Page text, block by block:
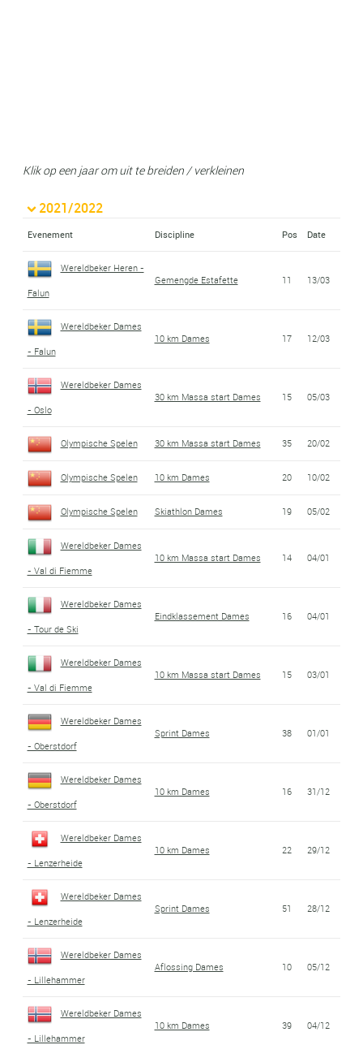
Klik op een jaar om uit te breiden / verkleinen
2021/2022
Evenement Discipline Pos Date
Wereldbeker Heren -
Falun
Gemengde Estafette 11 13/03
Wereldbeker Dames
- Falun
10 km Dames 17 12/03
Wereldbeker Dames
- Oslo
30 km Massa start Dames 15 05/03
Olympische Spelen 30 km Massa start Dames 35 20/02
Olympische Spelen 10 km Dames 20 10/02
Olympische Spelen Skiathlon Dames 19 05/02
Wereldbeker Dames
- Val di Fiemme
10 km Massa start Dames 14 04/01
Wereldbeker Dames
- Tour de Ski
Eindklassement Dames 16 04/01
Wereldbeker Dames
- Val di Fiemme
10 km Massa start Dames 15 03/01
Wereldbeker Dames
- Oberstdorf
Sprint Dames 38 01/01
Wereldbeker Dames
- Oberstdorf
10 km Dames 16 31/12
Wereldbeker Dames
- Lenzerheide
10 km Dames 22 29/12
Wereldbeker Dames
- Lenzerheide
Sprint Dames 51 28/12
Wereldbeker Dames
- Lillehammer
Aflossing Dames 10 05/12
Wereldbeker Dames
- Lillehammer
10 km Dames 39 04/12